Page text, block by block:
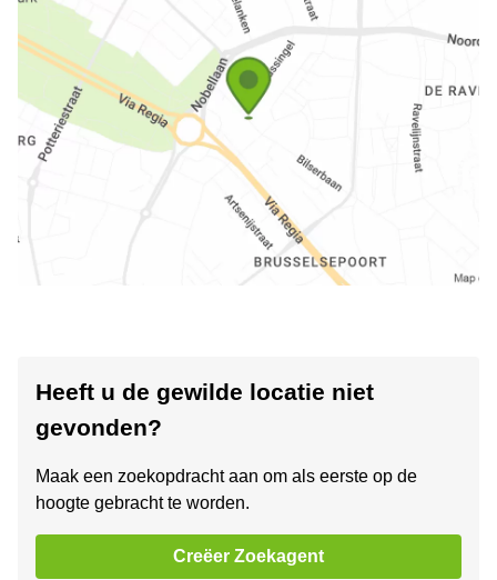
Heeft u de gewilde locatie niet
gevonden?
Maak een zoekopdracht aan om als eerste op de
hoogte gebracht te worden.
Creëer Zoekagent